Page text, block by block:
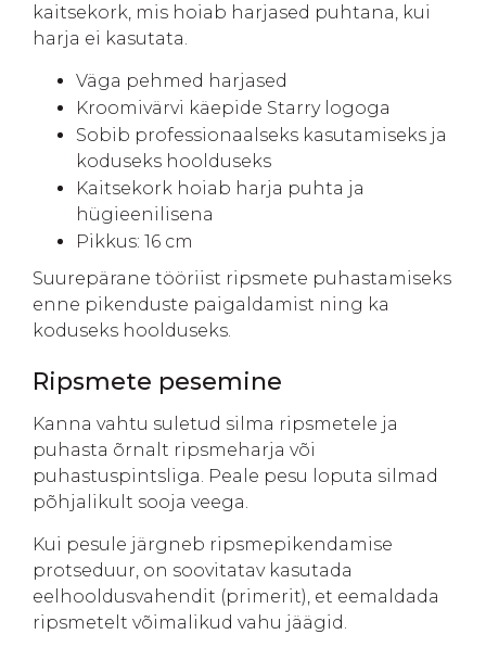
kaitsekork, mis hoiab harjased puhtana, kui
harja ei kasutata.
Väga pehmed harjased
Kroomivärvi käepide Starry logoga
Sobib professionaalseks kasutamiseks ja
koduseks hoolduseks
Kaitsekork hoiab harja puhta ja
hügieenilisena
Pikkus: 16 cm
Suurepärane tööriist ripsmete puhastamiseks
enne pikenduste paigaldamist ning ka
koduseks hoolduseks.
Ripsmete pesemine
Kanna vahtu suletud silma ripsmetele ja
puhasta õrnalt ripsmeharja või
puhastuspintsliga. Peale pesu loputa silmad
põhjalikult sooja veega.
Kui pesule järgneb ripsmepikendamise
protseduur, on soovitatav kasutada
eelhooldusvahendit (primerit), et eemaldada
ripsmetelt võimalikud vahu jäägid.